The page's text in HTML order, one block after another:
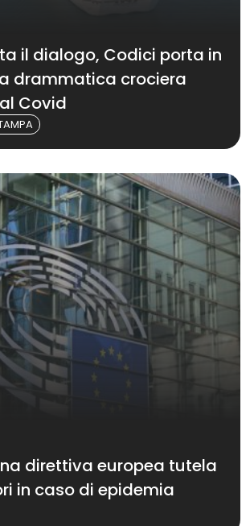
il dialogo, Codici porta in
drammatica crociera
Covid
direttiva europea tutela
in caso di epidemia